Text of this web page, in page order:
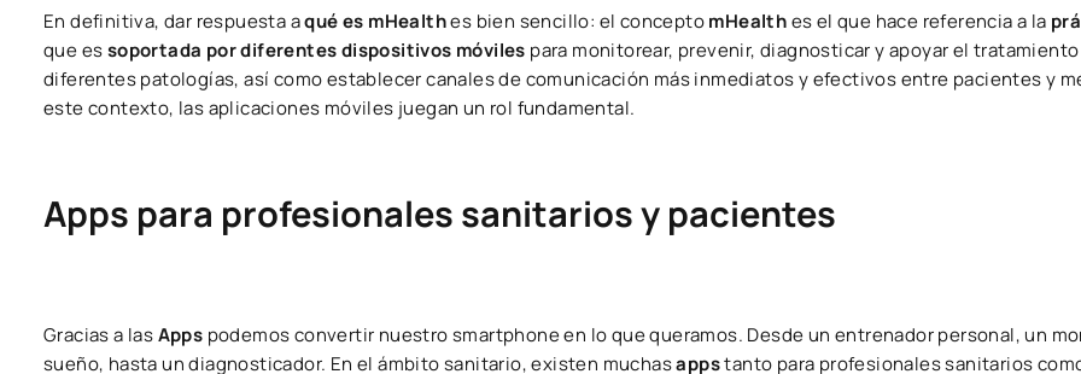
En definitiva, dar respuesta aqué es mHealthes bien sencillo: el conceptomHealthes el que hace referencia a la
que essoportada por diferentes dispositivos móviles para monitorear, prevenir, diagnosticar y apoyar el
diferentes patologías, así como establecer canales de comunicación más inmediatos y efectivos entre pacientes y
este contexto, las aplicaciones móviles juegan un rol fundamental.
Apps para profesionales sanitarios y pacientes
Gracias a lasApps podemos convertir nuestro smartphone en lo que queramos. Desde un entrenador personal, un
sueño, hasta un diagnosticador. En el ámbito sanitario, existen muchasappstanto para profesionales sanitarios